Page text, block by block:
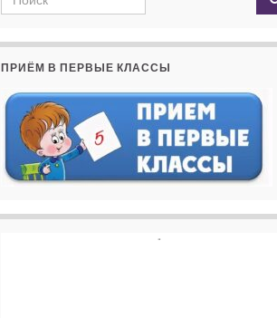
ПРИЁМ В ПЕРВЫЕ КЛАССЫ